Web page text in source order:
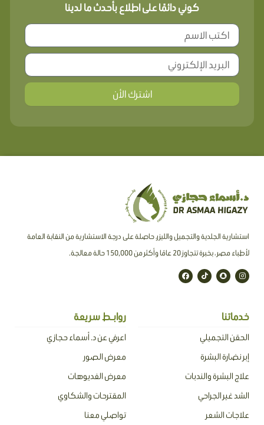
كوني دائمًا على اطلاع بأحدث ما لدينا
اشترك الأن
استشارية الجلدية والتجميل والليزر، حاصلة على درجة الاستشارية من النقابة العامة
لأطباء مصر ، بخبرة تتجاوز 20 عامًا وأكثر من 150,000 حالة معالجة.
I
n
s
a
S
n
a
a
t
T
i
k
F
a
c
خدماتنا
الحقن التجميلي
إبر نضارة البشرة
علاج البشرة والندبات
الشد غير الجراحي
علاجات الشعر
روابـط سريعة
اعرفي عن د. أسماء حجازي
معرض الصور
معرض الفديوهات
المقترحات والشكاوي
تواصلي معنا